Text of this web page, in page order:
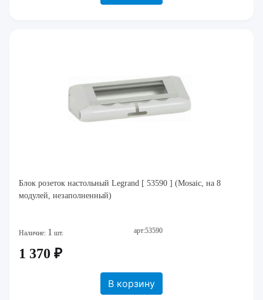
Блок розеток настольный Legrand [ 53590 ] (Mosaic, на 8
модулей, незаполненный)
Наличие: 1 шт. арт:53590
1 370 ₽
В корзину